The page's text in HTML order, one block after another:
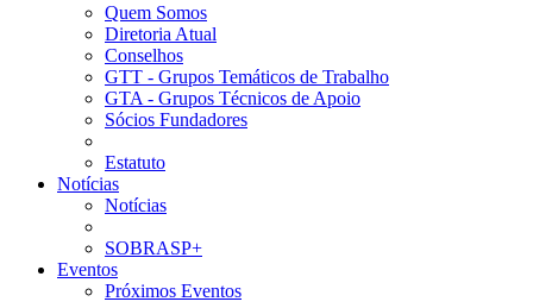
Quem Somos
Diretoria Atual
Conselhos
GTT - Grupos Temáticos de Trabalho
GTA - Grupos Técnicos de Apoio
Sócios Fundadores
Estatuto
Notícias
Notícias
SOBRASP+
Eventos
Próximos Eventos